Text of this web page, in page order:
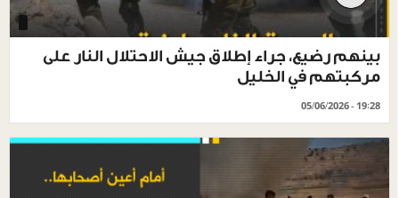
بينهم رضيع، جراء إطلاق جيش الاحتلال النار على
مركبتهم في الخليل
05/06/2026 - 19:28